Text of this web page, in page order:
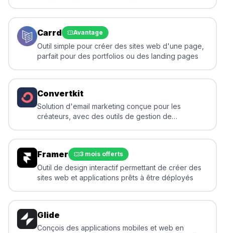
Carrd Avantage
Outil simple pour créer des sites web d'une page,
parfait pour des portfolios ou des landing pages
Convertkit
Solution d'email marketing conçue pour les
créateurs, avec des outils de gestion de
Framer 3 mois offerts
Outil de design interactif permettant de créer des
sites web et applications prêts à être déployés
Glide
Conçois des applications mobiles et web en